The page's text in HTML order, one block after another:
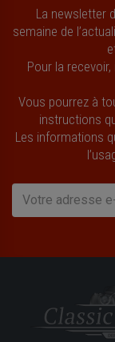
La newsletter
semaine de
Pour la
Vous pourrez à
instructions
Les informations